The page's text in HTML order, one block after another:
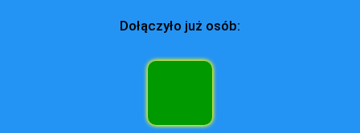
Dołączyło już osób: